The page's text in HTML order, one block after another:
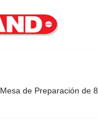
Mesa de Preparación de